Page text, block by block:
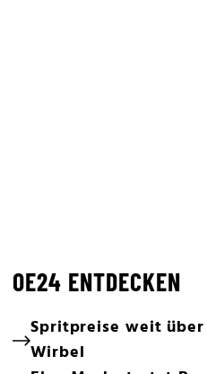
OE24 ENTDECKEN
Spritpreise weit
Wirbel